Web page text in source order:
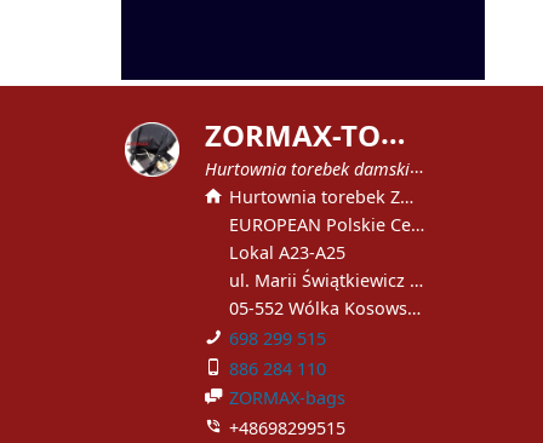
Z
ORMAX-TOREBKI
Hurtownia torebek damskich
Hurtownia torebek ZORMAX
EUROPEAN Polskie Centrum Handlowe
Lokal A23-A25
ul. Marii Świątkiewicz 51
05-552 Wólka Kosowska
698 299 515
886 284 110
ZORMAX-bags
+48698299515